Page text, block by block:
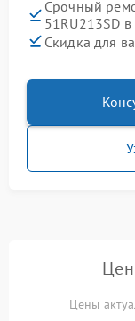
Срочный
51RU213SD в
Скидка для
Цены